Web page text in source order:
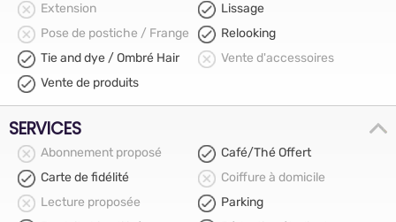
Extension
Lissage
Pose de postiche / Frange
Relooking
Tie and dye / Ombré Hair
Vente d'accessoires
Vente de produits
SERVICES
Abonnement proposé
Café/Thé Offert
Carte de fidélité
Coiffure à domicile
Lecture proposée
Parking